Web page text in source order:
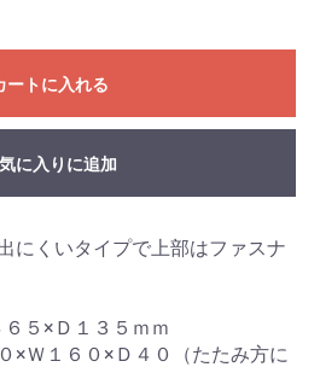
ートに入れる
に入りに追加
にくいタイプで上部はファスナ
５×Ｄ１３５ｍｍ
×Ｗ１６０×Ｄ４０（たたみ方に